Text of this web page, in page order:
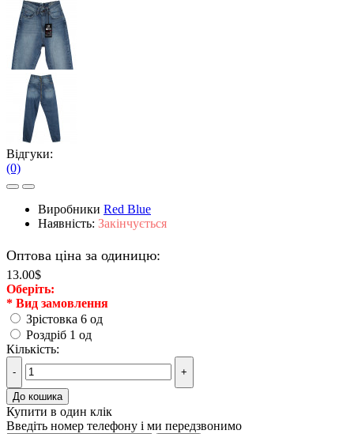
Відгуки:
(0)
Виробники Red Blue
Наявність: Закінчується
Оптова ціна за одиницю:
13.00$
Оберiть:
* Вид замовлення
Зрістовка 6 од
Роздріб 1 од
Кількість:
- +
До кошика
Купити в один клік
Введіть номер телефону і ми передзвонимо